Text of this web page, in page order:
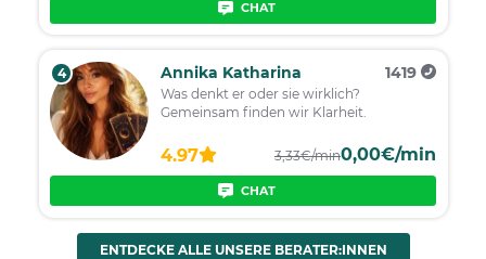
CHAT
4 Annika Katharina 1419
Was denkt er oder sie wirklich?
Gemeinsam finden wir Klarheit.
4.97 3,33€/min0,00€/min
CHAT
ENTDECKE ALLE UNSERE BERATER:INNEN